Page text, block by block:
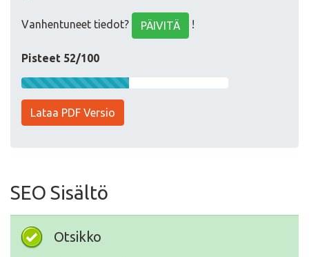
Vanhentuneet tiedot? PÄIVITÄ !
Pisteet 52/100
Lataa PDF Versio
SEO Sisältö
Otsikko